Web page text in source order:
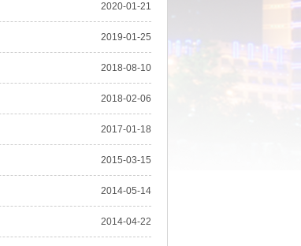
2020-01-21
2019-01-25
2018-08-10
2018-02-06
2017-01-18
2015-03-15
2014-05-14
2014-04-22